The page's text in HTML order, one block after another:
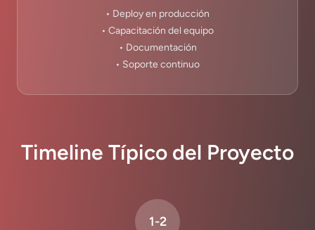
• Deploy en producción
• Capacitación del equipo
• Documentación
• Soporte continuo
Timeline Típico del Proyecto
1-2